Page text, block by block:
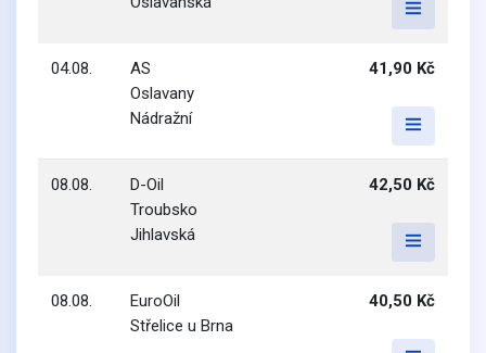
04.08.
AS
Oslavany
Nádražní
41,90 Kč
08.08.
D-Oil
Troubsko
Jihlavská
42,50 Kč
08.08.
EuroOil
Střelice u Brna
40,50 Kč